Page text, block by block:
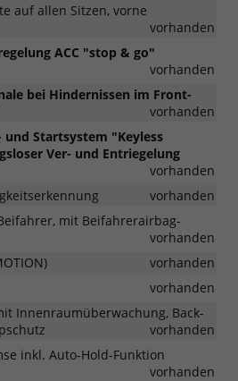
auf allen Sitzen, vorne
vorhanden
ACC "stop & go"
vorhanden
bei Hindernissen im Front-
vorhanden
und Startsystem "Keyless
Ver- und Entriegelung
vorhanden
vorhanden
mit Beifahrerairbag-
vorhanden
vorhanden
vorhanden
Innenraumüberwachung, Back-
vorhanden
inkl. Auto-Hold-Funktion
vorhanden